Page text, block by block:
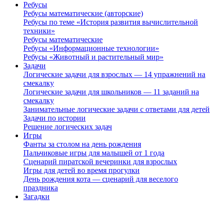
Ребусы
Ребусы математические (авторские)
Ребусы по теме «История развития вычислительной
техники»
Ребусы математические
Ребусы «Информационные технологии»
Ребусы «Животный и растительный мир»
Задачи
Логические задачи для взрослых — 14 упражнений на
смекалку
Логические задачи для школьников — 11 заданий на
смекалку
Занимательные логические задачи с ответами для детей
Задачи по истории
Решение логических задач
Игры
Фанты за столом на день рождения
Пальчиковые игры для малышей от 1 года
Сценарий пиратской вечеринки для взрослых
Игры для детей во время прогулки
День рождения кота — сценарий для веселого
праздника
Загадки